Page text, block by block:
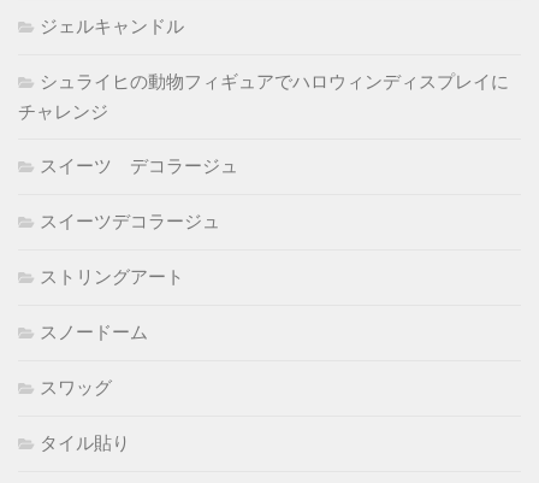
ジェルキャンドル
シュライヒの動物フィギュアでハロウィンディスプレイに
チャレンジ
スイーツ デコラージュ
スイーツデコラージュ
ストリングアート
スノードーム
スワッグ
タイル貼り